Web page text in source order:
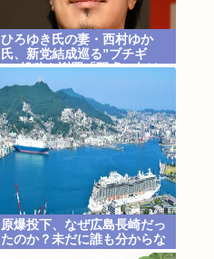
ひろゆき氏の妻・西村ゆか
氏、新党結成巡る”ブチギ
レ”投稿を謝罪「配慮に欠け
た行動でした」 夫婦で投稿
原爆投下、なぜ広島長崎だっ
たのか？未だに誰も分からな